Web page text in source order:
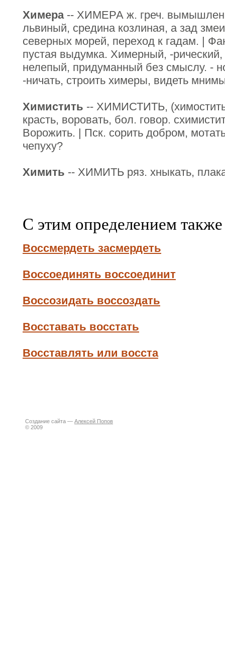
Химера-- ХИМЕРА ж. греч.
львиный, средина козлиная, а зад
северных морей, переход к гадам. |
пустая выдумка. Химерный, -
нелепый, придуманный без смыслу. -
-ничать, строить химеры, видеть
Химистить -- ХИМИСТИТЬ,
красть, воровать, бол. говор.
Ворожить. | Пск. сорить добром,
чепуху?
Химить -- ХИМИТЬ ряз. хныкать,
С этим определением
Воссмердеть засмердеть
Воссоединять воссоединит
Воссозидать воссоздать
Восставать восстать
Восставлять или восста
Создание сайта — Алексей Попов
© 2009